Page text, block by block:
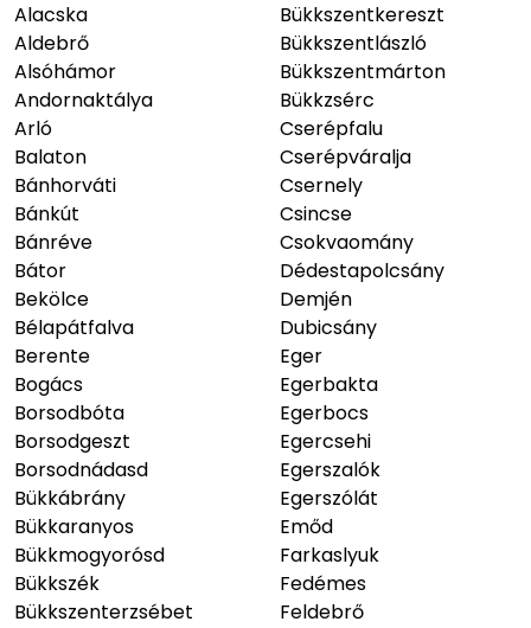
Alacska
Aldebrő
Alsóhámor
Andornaktálya
Arló
Balaton
Bánhorváti
Bánkút
Bánréve
Bátor
Bekölce
Bélapátfalva
Berente
Bogács
Borsodbóta
Borsodgeszt
Borsodnádasd
Bükkábrány
Bükkaranyos
Bükkmogyorósd
Bükkszék
Bükkszenterzsébet
Bükkszentkereszt
Bükkszentlászló
Bükkszentmárton
Bükkzsérc
Cserépfalu
Cserépváralja
Csernely
Csincse
Csokvaomány
Dédestapolcsány
Demjén
Dubicsány
Eger
Egerbakta
Egerbocs
Egercsehi
Egerszalók
Egerszólát
Emőd
Farkaslyuk
Fedémes
Feldebrő